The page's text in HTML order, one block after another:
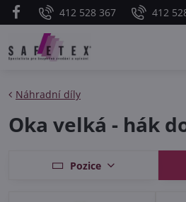
412 528 367 412
Náhradní díly
Oka velká - hák
Pozice